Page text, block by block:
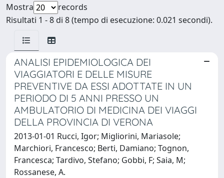
Mostra
records
Risultati 1 - 8 di 8 (tempo di esecuzione: 0.021 secondi).
ANALISI EPIDEMIOLOGICA DEI
VIAGGIATORI E DELLE MISURE
PREVENTIVE DA ESSI ADOTTATE IN UN
PERIODO DI 5 ANNI PRESSO UN
AMBULATORIO DI MEDICINA DEI VIAGGI
DELLA PROVINCIA DI VERONA
2013-01-01 Rucci, Igor; Migliorini, Mariasole;
Marchiori, Francesco; Berti, Damiano; Tognon,
Francesca; Tardivo, Stefano; Gobbi, F; Saia, M;
Rossanese, A.